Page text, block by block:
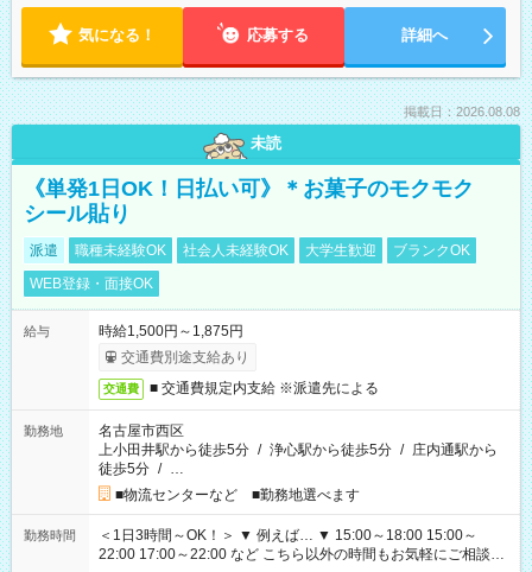
気になる！ 応募する 詳細へ
掲載日：2026.08.08
未読
《単発1日OK！日払い可》＊お菓子のモクモク
シール貼り
派遣 職種未経験OK 社会人未経験OK 大学生歓迎
ブランクOK
WEB登録・面接OK
給与
時給1,500円～1,875円
交通費別途支給あり
交通費 ■ 交通費規定内支給 ※派遣先による
勤務地
名古屋市西区
上小田井駅から徒歩5分 / 浄心駅から徒歩5分 / 庄内通駅から
徒歩5分 / …
■物流センターなど ■勤務地選べます
勤務時間
＜1日3時間～OK！＞ ▼ 例えば… ▼ 15:00～18:00 15:00～
22:00 17:00～22:00 など こちら以外の時間もお気軽にご相談く